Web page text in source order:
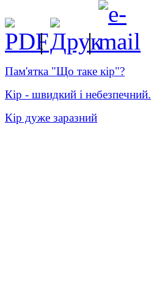
| |
Пам'ятка "Що таке кір"?
Кір - швидкий і небезпечний.
Кір дуже заразний